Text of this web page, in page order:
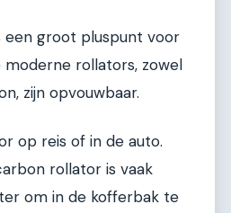
een groot pluspunt voor
moderne rollators, zowel
zijn opvouwbaar.
op reis of in de auto.
rollator is vaak
om in de kofferbak te